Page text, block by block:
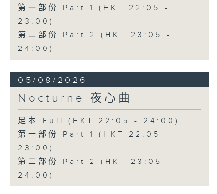
第一部份 Part 1 (HKT 22:05 -
23:00)
第二部份 Part 2 (HKT 23:05 -
24:00)
05/08/2026
Nocturne 夜心曲
足本 Full (HKT 22:05 - 24:00)
第一部份 Part 1 (HKT 22:05 -
23:00)
第二部份 Part 2 (HKT 23:05 -
24:00)